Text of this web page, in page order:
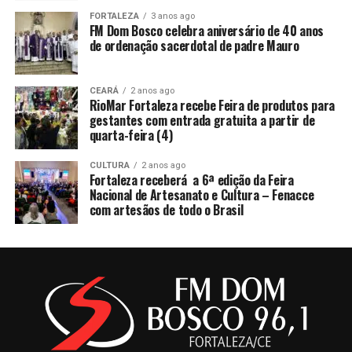
FORTALEZA 3 anos ago
FM Dom Bosco celebra aniversário de 40 anos
de ordenação sacerdotal de padre Mauro
CEARÁ 2 anos ago
RioMar Fortaleza recebe Feira de produtos para
gestantes com entrada gratuita a partir de
quarta-feira (4)
CULTURA 2 anos ago
Fortaleza receberá a 6ª edição da Feira
Nacional de Artesanato e Cultura – Fenacce
com artesãos de todo o Brasil